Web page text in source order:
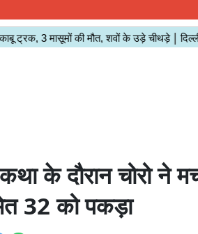
कथा के दौरान चोरो
32 को पकड़ा